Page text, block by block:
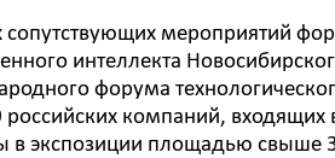
сопутствующих мероприятий
интеллекта
форума
российских компаний,
в экспозиции площадью свыше